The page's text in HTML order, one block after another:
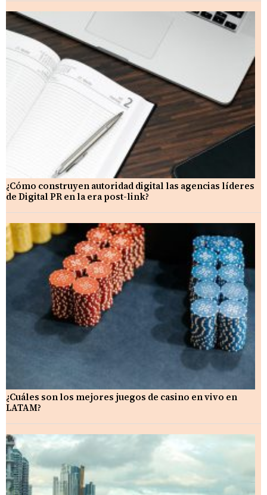
¿Cómo construyen autoridad digital las agencias líderes
de Digital PR en la era post-link?
¿Cuáles son los mejores juegos de casino en vivo en
LATAM?